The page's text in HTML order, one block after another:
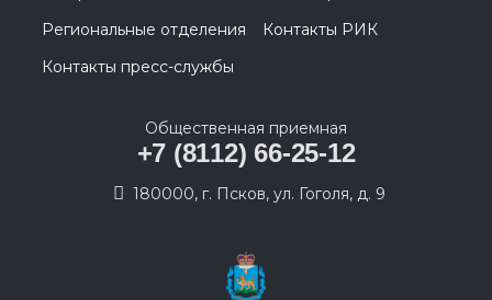
Региональные отделения
Контакты РИК
Контакты пресс-службы
Общественная приемная
+7 (8112) 66-25-12
180000, г. Псков, ул. Гоголя, д. 9